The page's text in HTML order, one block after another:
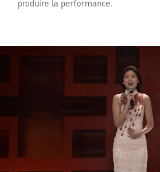
produire la performance.